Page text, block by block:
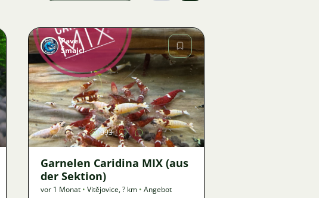
Bild
Pavel
Šmajcl
993
Garnelen Caridina MIX (aus
der Sektion)
vor 1 Monat • Vitějovice,? km • Angebot